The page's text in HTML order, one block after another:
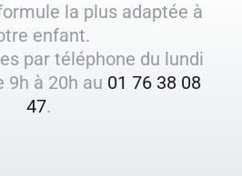
la plus adaptée à
enfant.
par téléphone du lundi
9h à 20h au 01 76 38 08
47.